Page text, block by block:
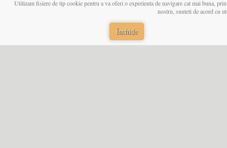
Utilizam fisiere de tip cookie pentru a va oferi o experienta de navigare cat mai buna,
nostru, sunteti de acord cu
Închide